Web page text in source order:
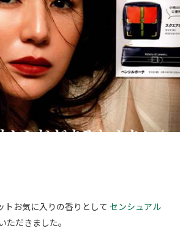
トお気に入りの香りとしてセンシュアル
ただきました。